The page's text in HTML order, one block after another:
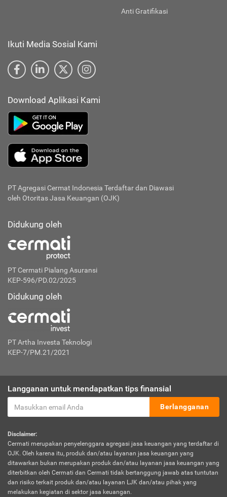
Anti Gratifikasi
Ikuti Media Sosial Kami
Download Aplikasi Kami
PT Agregasi Cermat Indonesia Terdaftar dan Diawasi
oleh Otoritas Jasa Keuangan (OJK)
Didukung oleh
PT Cermati Pialang Asuransi
KEP-596/PD.02/2025
Didukung oleh
PT Artha Investa Teknologi
KEP-7/PM.21/2021
Langganan untuk mendapatkan tips finansial
Berlangganan
Disclaimer:
Cermati merupakan penyelenggara agregasi jasa keuangan yang terdaftar di
OJK. Oleh karena itu, produk dan/atau layanan jasa keuangan yang
ditawarkan bukan merupakan produk dan/atau layanan jasa keuangan yang
diterbitkan oleh Cermati dan Cermati tidak bertanggung jawab atas tuntutan
dan risiko terkait produk dan/atau layanan LJK dan/atau pihak yang
melakukan kegiatan di sektor jasa keuangan.